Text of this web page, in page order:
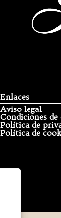
Enlaces
Aviso legal
Condiciones
Política de
Política de